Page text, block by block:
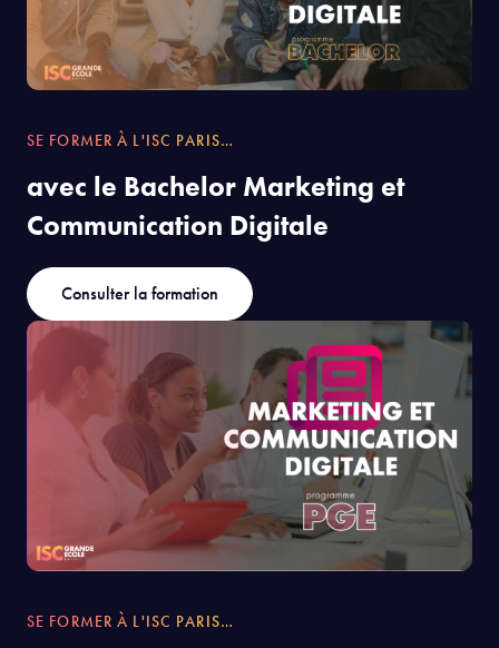
SE FORMER À L'ISC PARIS…
avec le Bachelor Marketing et
Communication Digitale
Consulter la formation
SE FORMER À L'ISC PARIS…